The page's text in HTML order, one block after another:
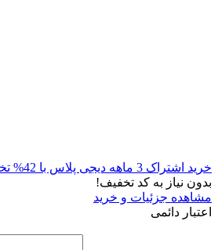
خرید اشتراک 3 ماهه دیجی پلاس با 42% تخفیف
بدون نیاز به کد تخفیف!
مشاهده جزئیات و خرید
اعتبار دائمی